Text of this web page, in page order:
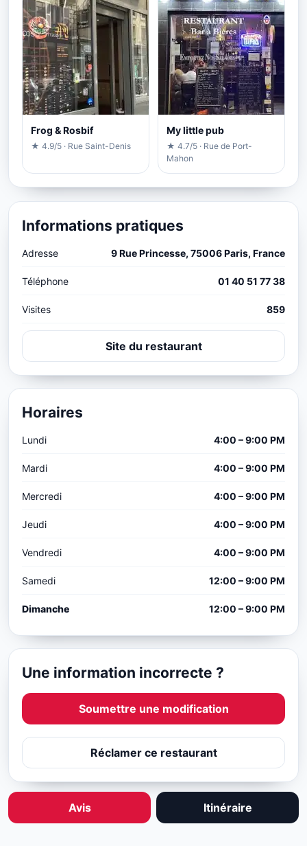
Frog & Rosbif
★ 4.9/5 · Rue Saint-Denis
My little pub
★ 4.7/5 · Rue de Port-
Mahon
Informations pratiques
Adresse 9 Rue Princesse, 75006 Paris, France
Téléphone 01 40 51 77 38
Visites 859
Site du restaurant
Horaires
Lundi 4:00 – 9:00 PM
Mardi 4:00 – 9:00 PM
Mercredi 4:00 – 9:00 PM
Jeudi 4:00 – 9:00 PM
Vendredi 4:00 – 9:00 PM
Samedi 12:00 – 9:00 PM
Dimanche 12:00 – 9:00 PM
Une information incorrecte ?
Soumettre une modification
Réclamer ce restaurant
Avis Itinéraire